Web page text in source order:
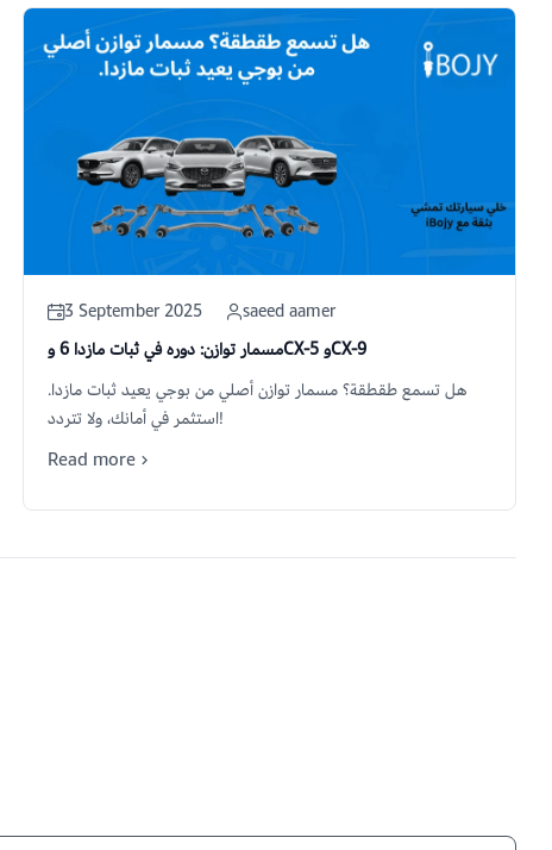
3 September 2025
saeed aamer
مسمار توازن: دوره في ثبات مازدا 6 وCX-5 وCX-9
هل تسمع طقطقة؟ مسمار توازن أصلي من بوجي يعيد ثبات مازدا.
استثمر في أمانك، ولا تتردد!
Read more